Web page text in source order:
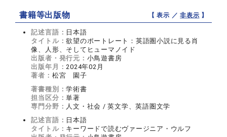
書籍等出版物 【 表示 ／非表示 】
記述言語： 日本語
タイトル：欲望のポートレート：英語圏小説に見る肖
像、人形、そしてヒューマノイド
出版者・発行元： 小鳥遊書房
出版年月：2024年02月
著者： 松宮 園子
著書種別：学術書
担当区分：単著
専門分野： 人文・社会 / 英文学、英語圏文学
記述言語： 日本語
タイトル： キーワードで読むヴァージニア・ウルフ